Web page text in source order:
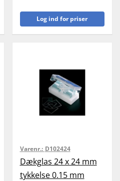
Log ind for priser
Varenr.: D102424
Dækglas 24 x 24 mm
tykkelse 0.15 mm